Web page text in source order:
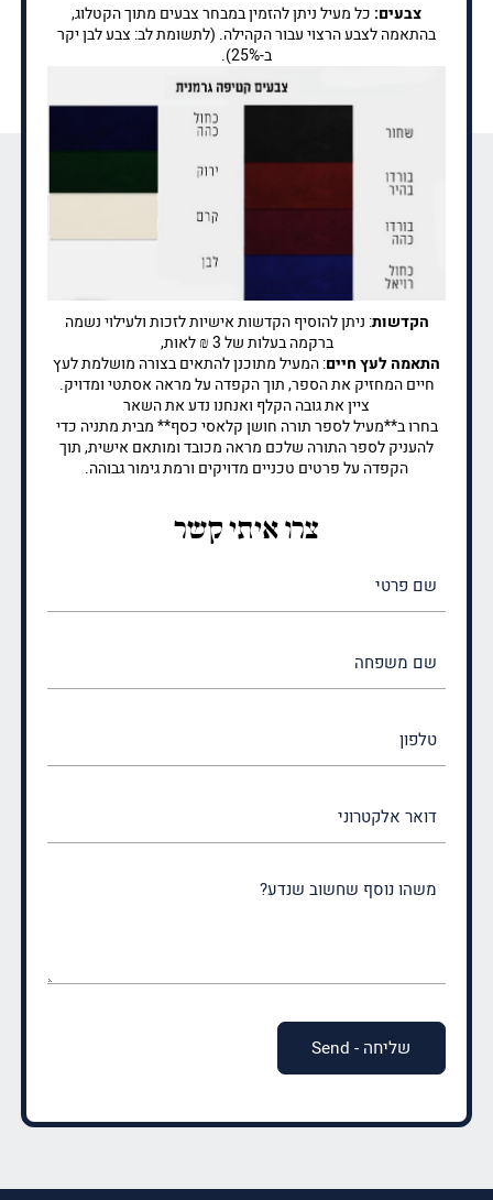
צבעים: כל מעיל ניתן להזמין במבחר צבעים מתוך הקטלוג,
בהתאמה לצבע הרצוי עבור הקהילה. (לתשומת לב: צבע לבן יקר
ב-25%).
הקדשות: ניתן להוסיף הקדשות אישיות לזכות ולעילוי נשמה
ברקמה בעלות של 3 ₪ לאות,
התאמה לעץ חיים: המעיל מתוכנן להתאים בצורה מושלמת לעץ
חיים המחזיק את הספר, תוך הקפדה על מראה אסתטי ומדויק.
ציין את גובה הקלף ואנחנו נדע את השאר
בחרו ב**מעיל לספר תורה חושן קלאסי כסף** מבית מתניה כדי
להעניק לספר התורה שלכם מראה מכובד ומותאם אישית, תוך
הקפדה על פרטים טכניים מדויקים ורמת גימור גבוהה.
צרו איתי קשר
(חובה)
(חובה)